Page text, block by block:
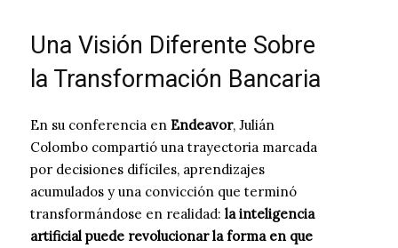
Una Visión Diferente Sobre
la Transformación Bancaria
En su conferencia en Endeavor, Julián
Colombo compartió una trayectoria marcada
por decisiones difíciles, aprendizajes
acumulados y una convicción que terminó
transformándose en realidad: la inteligencia
artificial puede revolucionar la forma en que